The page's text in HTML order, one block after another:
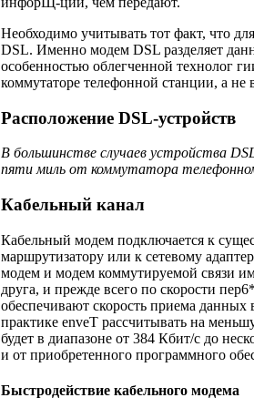
Необходимо учитывать тот факт, что
DSL. Именно модем DSL разделяет
особенностью облегченной технолог
коммутаторе телефонной станции, а
Расположение DSL-устройств
В большинстве случаев устройства
пяти миль от коммутатора
Кабельный канал
Кабельный модем подключается к
маршрутизатору или к сетевому
модем и модем коммутируемой связи
друга, и прежде всего по скорости
обеспечивают скорость приема данных
практике enveT рассчитывать на
будет в диапазоне от 384 Кбит/с до
и от приобретенного программного
Быстродействие кабельного модема